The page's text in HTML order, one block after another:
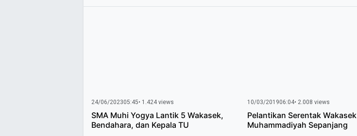
24/06/202305:45• 1.424 views
SMA Muhi Yogya Lantik 5 Wakasek,
Bendahara, dan Kepala TU
10/03/201906:04• 2.008 views
Pelantikan Serentak Wakasek
Muhammadiyah Sepanjang